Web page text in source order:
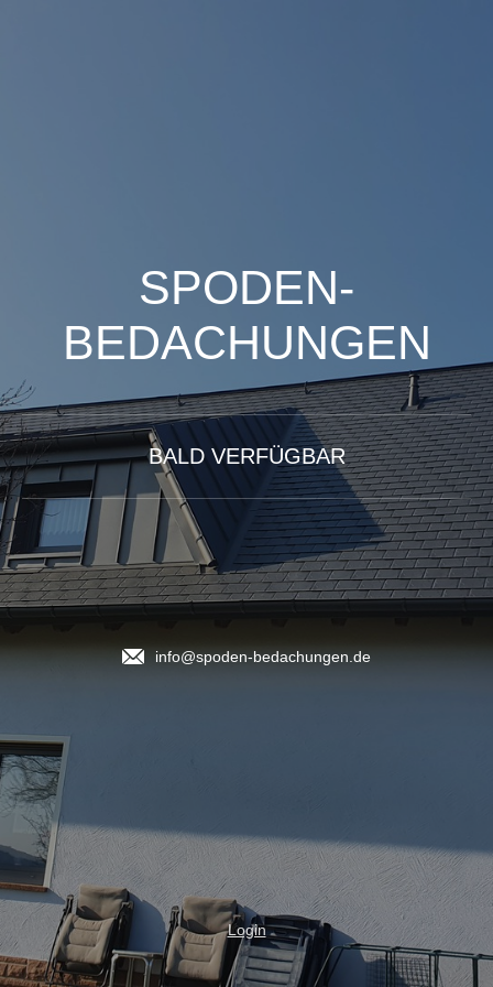
SPODEN-
BEDACHUNGEN
BALD VERFÜGBAR
info@spoden-bedachungen.de
Login